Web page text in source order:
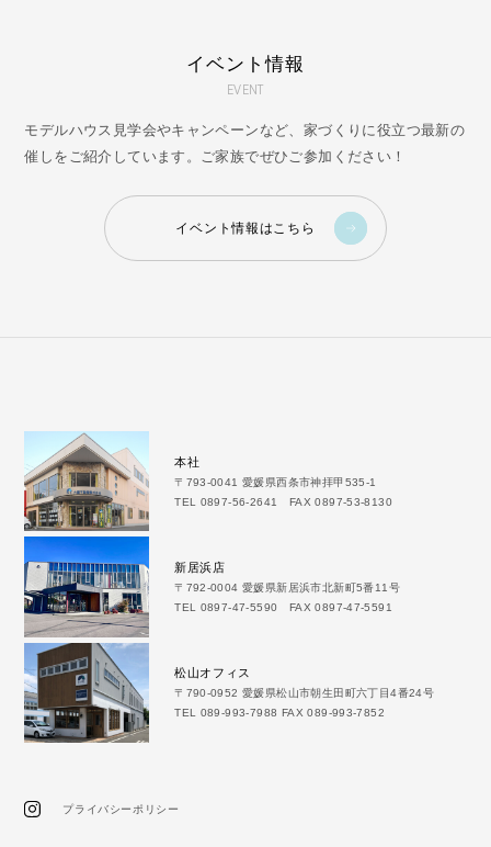
イベント情報
EVENT
モデルハウス見学会やキャンペーンなど、家づくりに役立つ最新の
催しをご紹介しています。ご家族でぜひご参加ください！
イベント情報はこちら
本社
〒793-0041 愛媛県西条市神拝甲535-1
TEL 0897-56-2641 FAX 0897-53-8130
新居浜店
〒792-0004 愛媛県新居浜市北新町5番11号
TEL 0897-47-5590 FAX 0897-47-5591
松山オフィス
〒790-0952 愛媛県松山市朝生田町六丁目4番24号
TEL 089-993-7988 FAX 089-993-7852
プライバシーポリシー